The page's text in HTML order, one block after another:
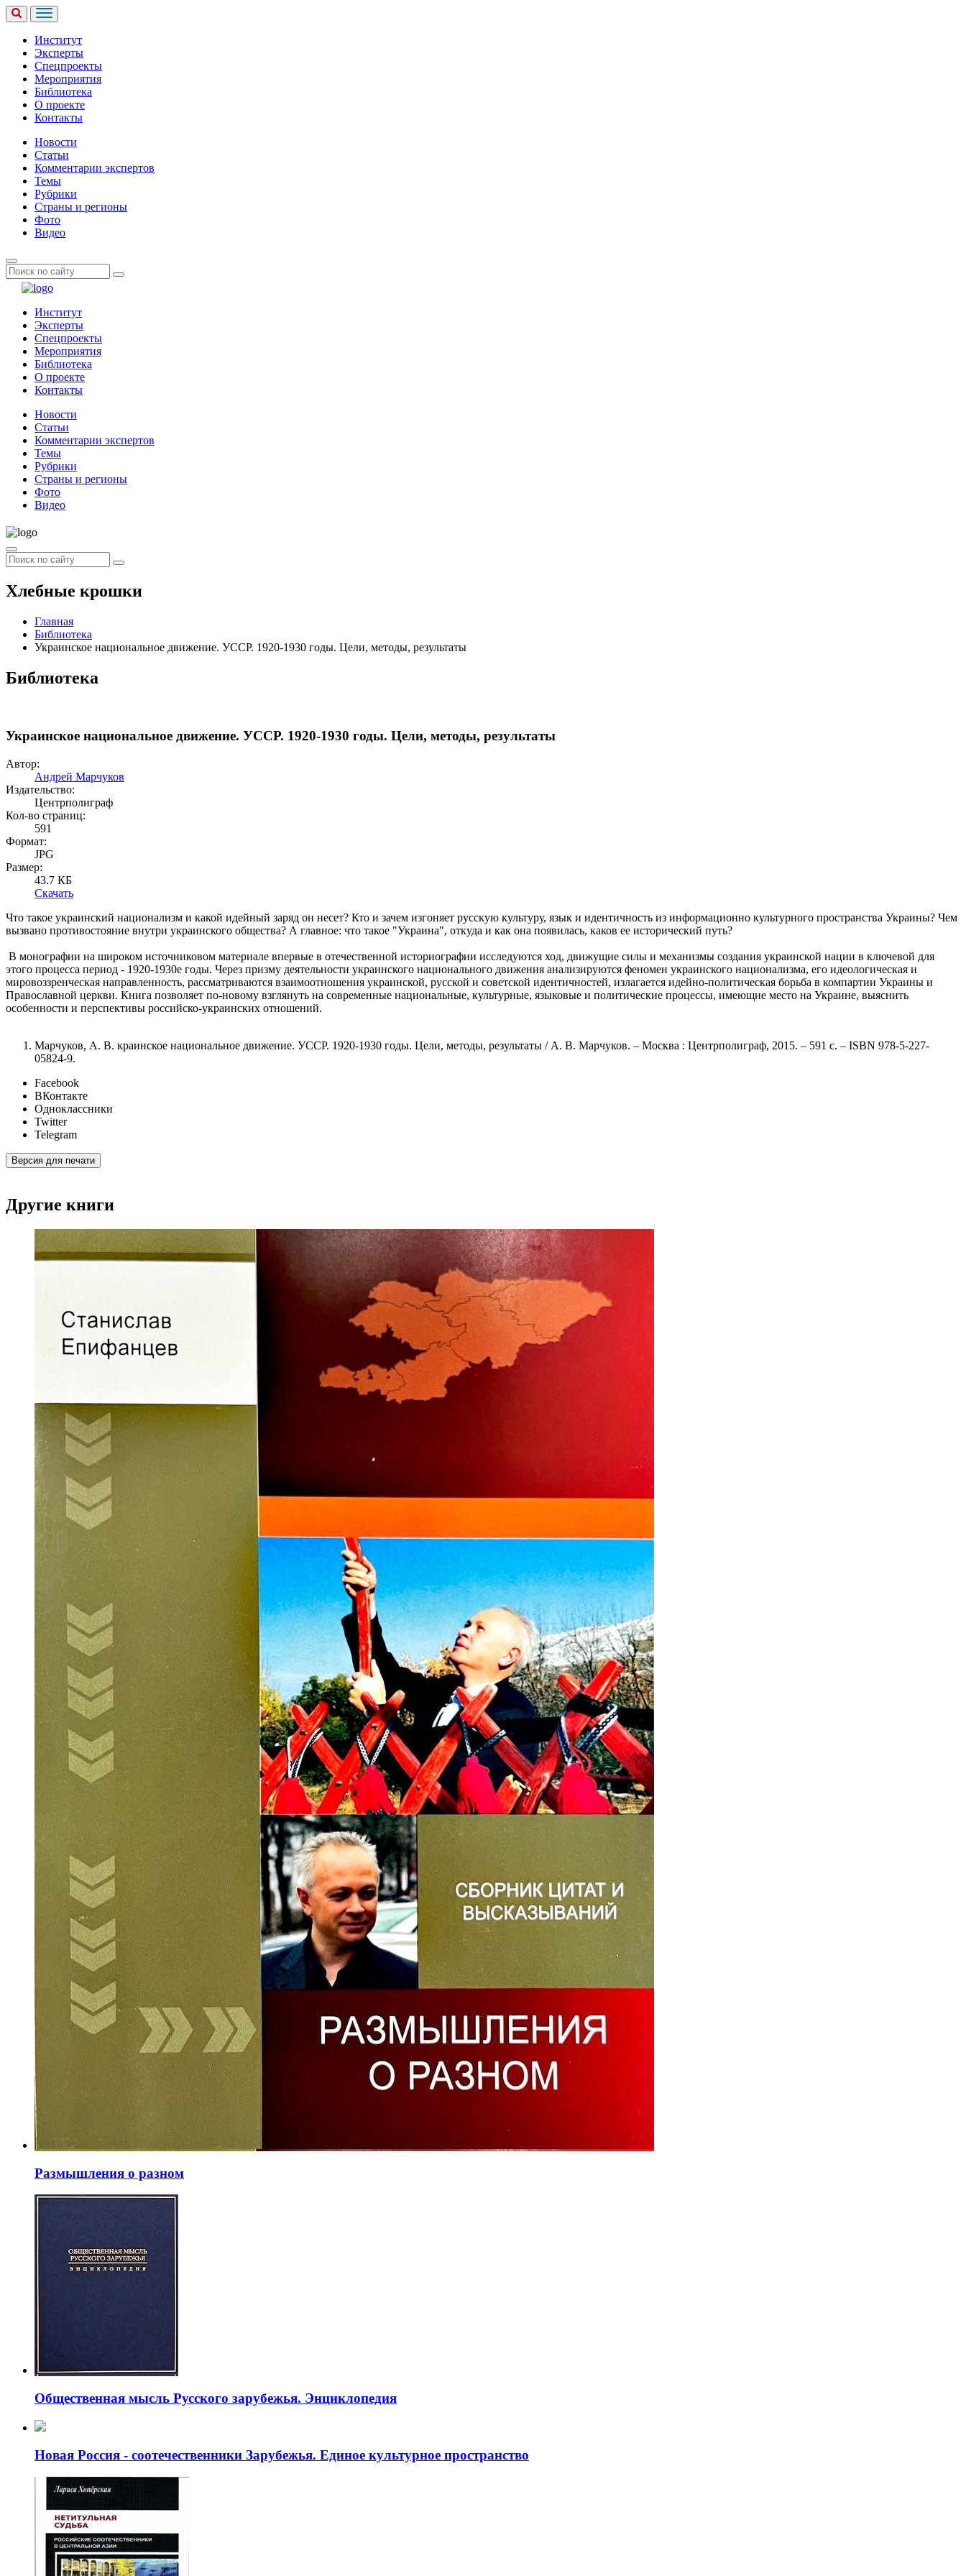
Институт
Эксперты
Спецпроекты
Мероприятия
Библиотека
О проекте
Контакты
Новости
Статьи
Комментарии экспертов
Темы
Рубрики
Страны и регионы
Фото
Видео
Институт
Эксперты
Спецпроекты
Мероприятия
Библиотека
О проекте
Контакты
Новости
Статьи
Комментарии экспертов
Темы
Рубрики
Страны и регионы
Фото
Видео
Хлебные крошки
Главная
Библиотека
Украинское национальное движение. УССР. 1920-1930 годы. Цели, методы, результаты
Библиотека
Украинское национальное движение. УССР. 1920-1930 годы. Цели, методы, результаты
Автор:
Андрей Марчуков
Издательство:
Центрполиграф
Кол-во страниц:
591
Формат:
JPG
Размер:
43.7 КБ
Скачать
Что такое украинский национализм и какой идейный заряд он несет? Кто и зачем изгоняет русскую культуру, язык и идентичность из информационно культурного пространства Украины? Чем
вызвано противостояние внутри украинского общества? А главное: что такое "Украина", откуда и как она появилась, каков ее исторический путь?
В монографии на широком источниковом материале впервые в отечественной историографии исследуются ход, движущие силы и механизмы создания украинской нации в ключевой для
этого процесса период - 1920-1930е годы. Через призму деятельности украинского национального движения анализируются феномен украинского национализма, его идеологическая и
мировоззренческая направленность, рассматриваются взаимоотношения украинской, русской и советской идентичностей, излагается идейно-политическая борьба в компартии Украины и
Православной церкви. Книга позволяет по-новому взглянуть на современные национальные, культурные, языковые и политические процессы, имеющие место на Украине, выяснить
особенности и перспективы российско-украинских отношений.
Марчуков, А. В. краинское национальное движение. УССР. 1920-1930 годы. Цели, методы, результаты / А. В. Марчуков. – Москва : Центрполиграф, 2015. – 591 с. – ISBN 978-5-227-
05824-9.
Facebook
ВКонтакте
Одноклассники
Twitter
Telegram
Версия для печати
Другие книги
Размышления о разном
Общественная мысль Русского зарубежья. Энциклопедия
Новая Россия - соотечественники Зарубежья. Единое культурное пространство